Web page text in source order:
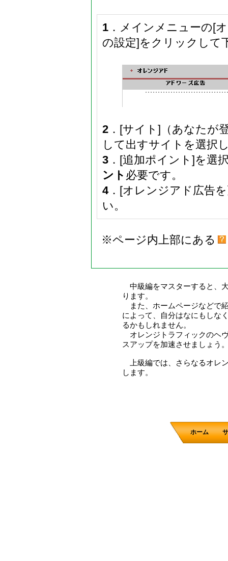
1 ．メインメニューの[
の設定]をクリックして
2 ．[サイト]（あなたが
して出すサイトを選択
3 ．[追加ポイント]を選
ント 必要です。
4．[オレンジアド広告
い。
※ページ内上部にある
中級編をマスターすると、
ります。
また、ホームページなどで
によって、自分はなにもしな
るかもしれません。
オレンジトラフィックのヘ
スアップを加速させましょう
上級編では、さらなるオレ
します。
ホーム